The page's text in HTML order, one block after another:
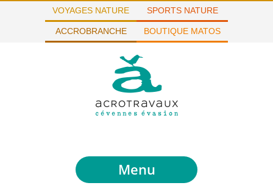
VOYAGES NATURE SPORTS NATURE
ACCROBRANCHE BOUTIQUE MATOS
Menu